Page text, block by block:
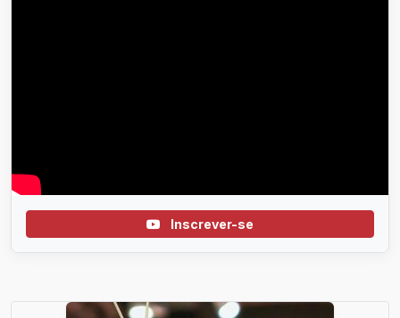
Inscrever-se